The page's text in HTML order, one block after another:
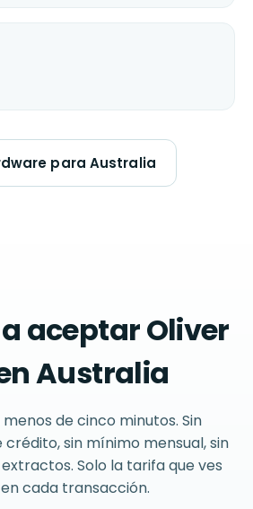
para Australia
aceptar Oliver
Australia
de cinco minutos. Sin
sin mínimo mensual, sin
Solo la tarifa que ves
cada transacción.